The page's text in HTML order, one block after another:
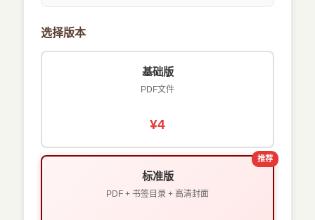
选择版本
基础版
PDF文件
¥4
推荐
标准版
PDF + 书签目录 + 高清封面